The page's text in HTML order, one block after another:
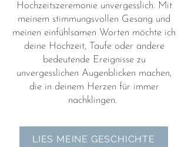
Hochzeitszeremonie unvergesslich. Mit
meinem stimmungsvollen Gesang und
meinen einfühlsamen Worten möchte ich
deine Hochzeit, Taufe oder andere
bedeutende Ereignisse zu
unvergesslichen Augenblicken machen,
die in deinem Herzen für immer
nachklingen.
LIES MEINE GESCHICHTE